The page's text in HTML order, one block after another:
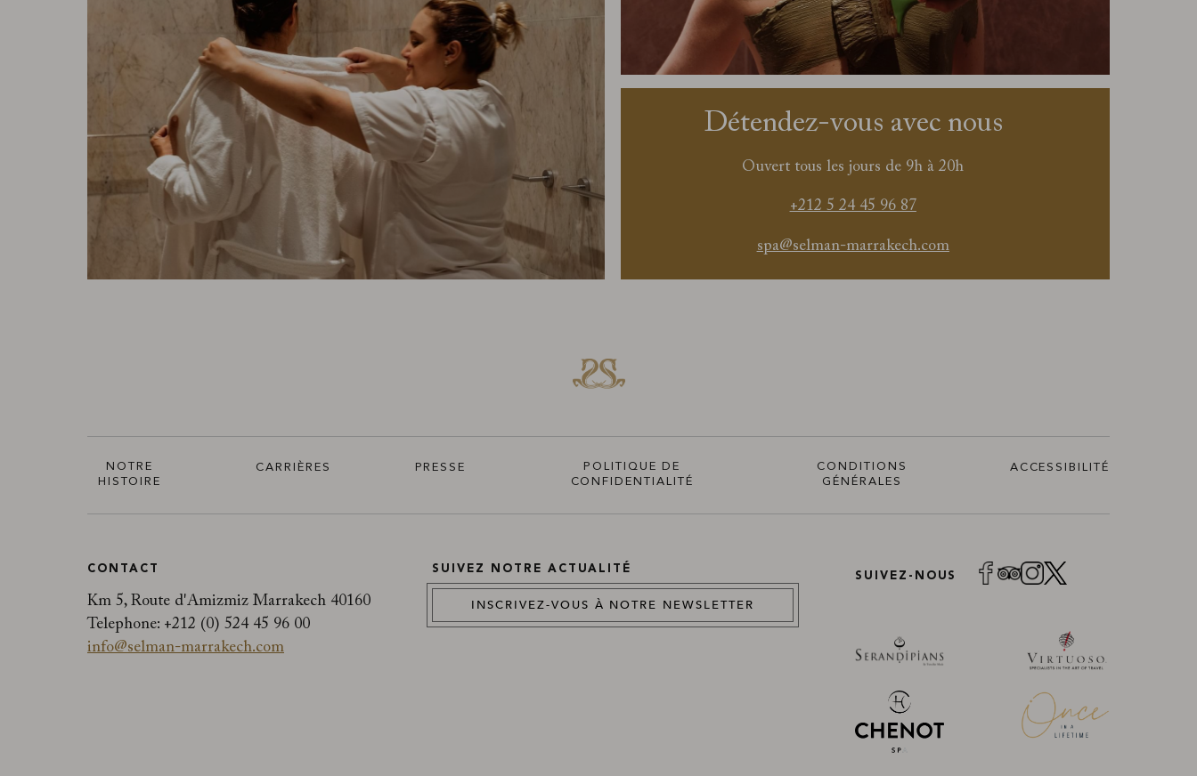
Détendez-vous avec nous
Ouvert tous les jours de 9h à 20h
+212 5 24 45 96 87
spa@selman-marrakech.com
NOTRE
HISTOIRE
CARRIÈRES PRESSE
POLITIQUE DE
CONFIDENTIALITÉ
CONDITIONS
GÉNÉRALES
ACCESSIBILITÉ
CONTACT
Km 5, Route d'Amizmiz Marrakech 40160
Telephone: +212 (0) 524 45 96 00
info@selman-marrakech.com
SUIVEZ NOTRE ACTUALITÉ
INSCRIVEZ-VOUS À NOTRE NEWSLETTER
SUIVEZ-NOUS